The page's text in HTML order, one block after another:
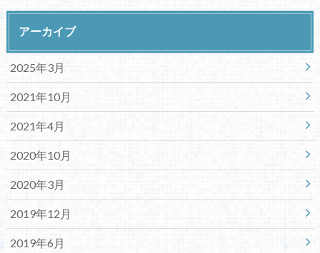
アーカイブ
2025年3月
2021年10月
2021年4月
2020年10月
2020年3月
2019年12月
2019年6月